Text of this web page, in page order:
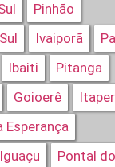
Pinhão
Ivaiporã
Ibaiti
Pitanga
Goioerê
Esperança
Pontal